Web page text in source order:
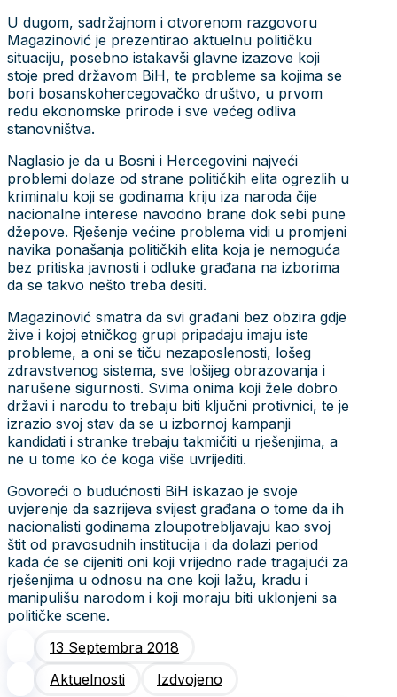
U dugom, sadržajnom i otvorenom razgovoru
Magazinović je prezentirao aktuelnu političku
situaciju, posebno istakavši glavne izazove koji
stoje pred državom BiH, te probleme sa kojima se
bori bosanskohercegovačko društvo, u prvom
redu ekonomske prirode i sve većeg odliva
stanovništva.
Naglasio je da u Bosni i Hercegovini najveći
problemi dolaze od strane političkih elita ogrezlih u
kriminalu koji se godinama kriju iza naroda čije
nacionalne interese navodno brane dok sebi pune
džepove. Rješenje većine problema vidi u promjeni
navika ponašanja političkih elita koja je nemoguća
bez pritiska javnosti i odluke građana na izborima
da se takvo nešto treba desiti.
Magazinović smatra da svi građani bez obzira gdje
žive i kojoj etničkog grupi pripadaju imaju iste
probleme, a oni se tiču nezaposlenosti, lošeg
zdravstvenog sistema, sve lošijeg obrazovanja i
narušene sigurnosti. Svima onima koji žele dobro
državi i narodu to trebaju biti ključni protivnici, te je
izrazio svoj stav da se u izbornoj kampanji
kandidati i stranke trebaju takmičiti u rješenjima, a
ne u tome ko će koga više uvrijediti.
Govoreći o budućnosti BiH iskazao je svoje
uvjerenje da sazrijeva svijest građana o tome da ih
nacionalisti godinama zloupotrebljavaju kao svoj
štit od pravosudnih institucija i da dolazi period
kada će se cijeniti oni koji vrijedno rade tragajući za
rješenjima u odnosu na one koji lažu, kradu i
manipulišu narodom i koji moraju biti uklonjeni sa
političke scene.
13 Septembra 2018
Aktuelnosti
Izdvojeno